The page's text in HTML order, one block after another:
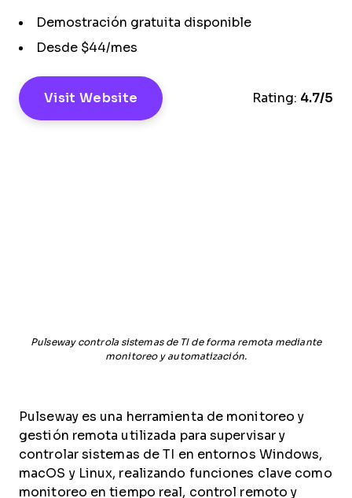
Demostración gratuita disponible
Desde $44/mes
Visit Website Rating: 4.7/5
Pulseway controla sistemas de TI de forma remota mediante
monitoreo y automatización.
Pulseway es una herramienta de monitoreo y
gestión remota utilizada para supervisar y
controlar sistemas de TI en entornos Windows,
macOS y Linux, realizando funciones clave como
monitoreo en tiempo real, control remoto y